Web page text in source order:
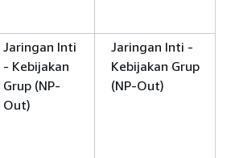
Jaringan Inti
- Kebijakan
Grup (NP-
Out)
Jaringan Inti -
Kebijakan Grup
(NP-Out)